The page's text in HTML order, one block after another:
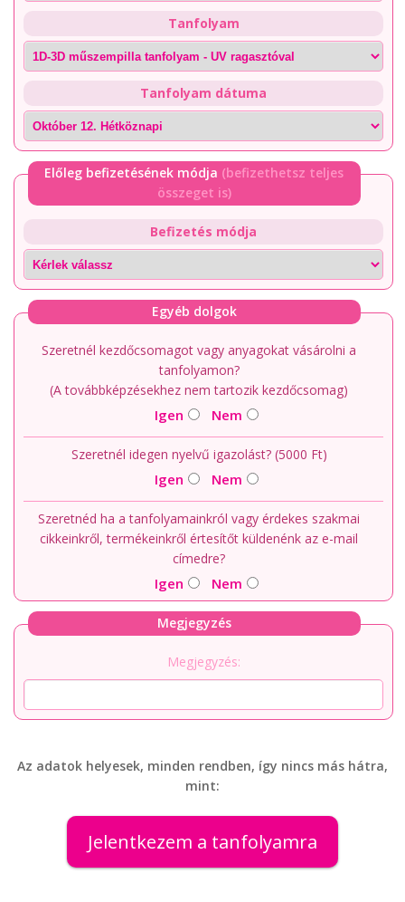
Tanfolyam
Tanfolyam dátuma
Előleg befizetésének módja (befizethetsz teljes
összeget is)
Befizetés módja
Egyéb dolgok
Szeretnél kezdőcsomagot vagy anyagokat vásárolni a
tanfolyamon?
(A továbbképzésekhez nem tartozik kezdőcsomag)
Igen Nem
Szeretnél idegen nyelvű igazolást? (5000 Ft)
Igen Nem
Szeretnéd ha a tanfolyamainkról vagy érdekes szakmai
cikkeinkről, termékeinkről értesítőt küldenénk az e-mail
címedre?
Igen Nem
Megjegyzés
Megjegyzés:
Az adatok helyesek, minden rendben, így nincs más hátra,
mint:
Jelentkezem a tanfolyamra